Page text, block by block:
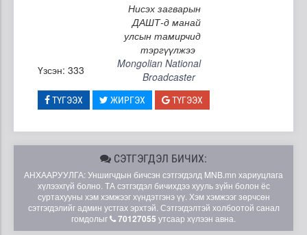
Нисэх загварын
ДАШТ-д манай
улсын тамирчид
тэргүүлжээ
Үзсэн: 333
Mongolian National
Broadcaster
ТҮГЭЭХ ЖИРГЭХ ТҮГЭЭХ
СЭТГЭГДЭЛ БИЧИХ:
АНХААРУУЛГА: Уншигчдын бичсэн сэтгэгдэлд MNB.mn хариуцлага
хүлээхгүй болно. ТА сэтгэгдэл бичихдээ хууль зүйн болон ёс
суртахууны хэм хэмжээг хүндэтгэнэ үү. Хэм хэмжээг зөрчсөн
сэтгэгдэлийг админ устгах эрхтэй. Сэтгэгдэлтэй холбоотой санал
гомдолыг
70127055 утсаар хүлээн авна.